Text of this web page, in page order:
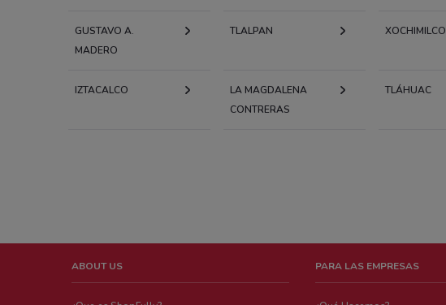
GUSTAVO A.
MADERO
TLALPAN XOCHIMILCO
IZTACALCO
LA MAGDALENA
CONTRERAS
TLÁHUAC
ABOUT US PARA LAS EMPRESAS